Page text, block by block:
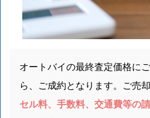
オートバイの最終査定価格に
ら、ご成約となります。ご売
セル料、手数料、交通費等の